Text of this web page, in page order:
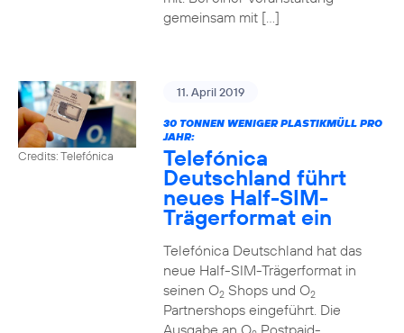
gemeinsam mit […]
Credits: Telefónica
11. April 2019
30 TONNEN WENIGER PLASTIKMÜLL PRO
JAHR:
Telefónica
Deutschland führt
neues Half-SIM-
Trägerformat ein
Telefónica Deutschland hat das
neue Half-SIM-Trägerformat in
seinen O2Shops und O2
Partnershops eingeführt. Die
Ausgabe an O Postpaid-